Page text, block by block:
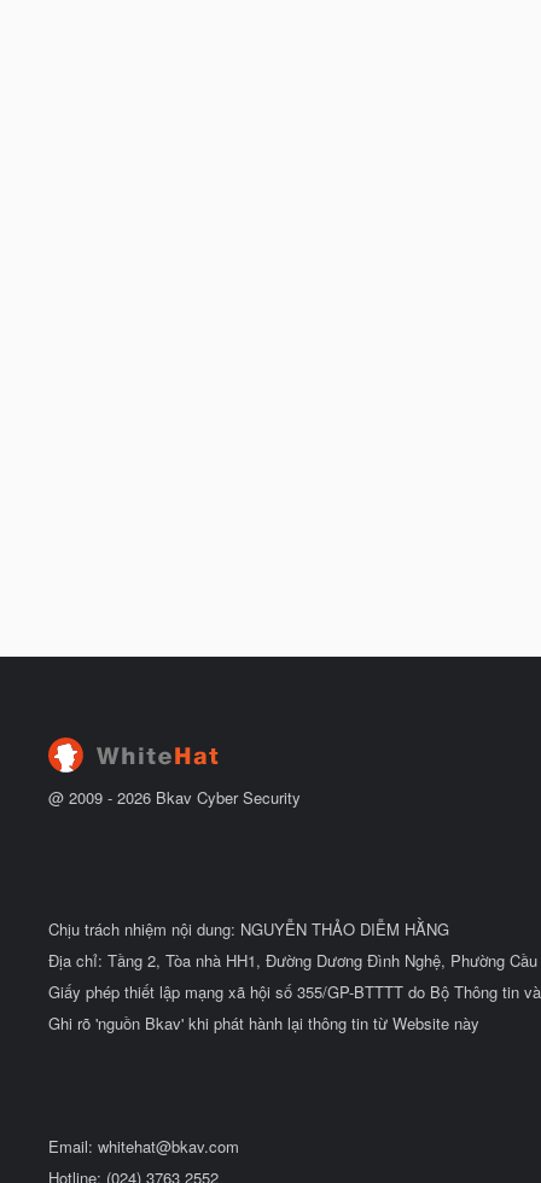
@ 2009 - 2026 Bkav Cyber Security
Chịu trách nhiệm nội dung: NGUYỄN THẢO DIỄM HẰNG
Địa chỉ: Tầng 2, Tòa nhà HH1, Đường Dương Đình Nghệ, Phường
Giấy phép thiết lập mạng xã hội số 355/GP-BTTTT do Bộ Thông tin
Ghi rõ 'nguồn Bkav' khi phát hành lại thông tin từ Website này
Email: whitehat@bkav.com
Hotline: (024) 3763 2552